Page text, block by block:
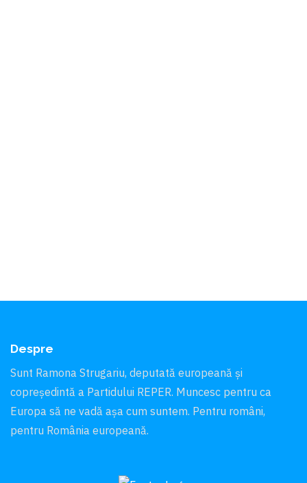
Despre
Sunt Ramona Strugariu, deputată europeană și
copreședintă a Partidului REPER. Muncesc pentru ca
Europa să ne vadă aşa cum suntem. Pentru români,
pentru România europeană.